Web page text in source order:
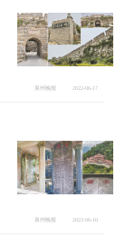
泉州晚报 2022-06-17
泉州晚报 2022-06-10